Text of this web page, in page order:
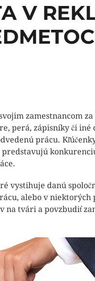
V
zamestnancom
perá, zápisníky či
prácu.
vystihuje danú
alebo v niektorých
tvári a povzbudiť